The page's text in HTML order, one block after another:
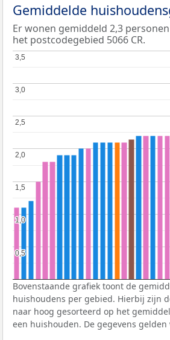
Gemiddelde
Er wonen gemiddeld 2,3
het postcodegebied 5066 CR.
0,5
0,5
1,0
1,0
1,5
1,5
2,0
2,0
2,5
2,5
3,0
3,0
3,5
3,5
Bovenstaande grafiek toont de
huishoudens per gebied. Hierbij zijn
naar hoog gesorteerd op het
een huishouden. De gegevens gelden